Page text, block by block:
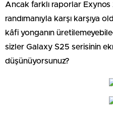
Ancak farklı raporlar
randımanıyla karşı karşıya
kâfi yonganın
sizler Galaxy S25 serisinin
düşünüyorsunuz?